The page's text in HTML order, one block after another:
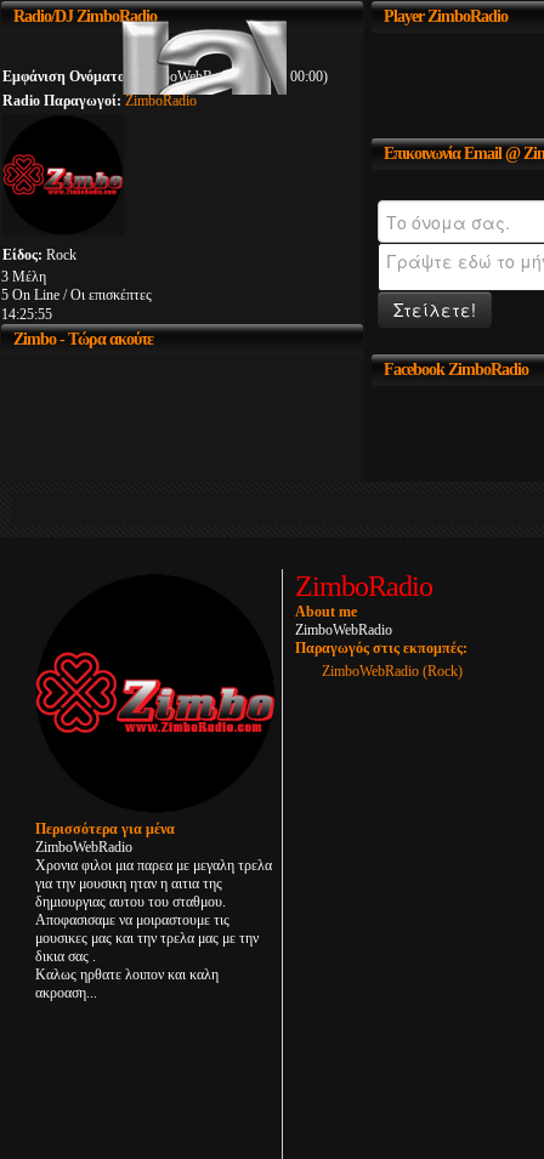
Radio/DJZimboRadio
Εμφάνιση Ονόματος:
ZimboWebRadio (00:00 - 00:00)
Radio Παραγωγοί: ZimboRadio
Είδος: Rock
3 Μέλη
5 On Line / Οι επισκέπτες
14:25:56
Zimbo- Τώρα ακούτε
PlayerZimboRadio
ΕπικοινωνίαEmail @
Στείλετε!
FacebookZimboRadio
Περισσότερα για μένα
ZimboWebRadio
Χρονια φιλοι μια παρεα με μεγαλη τρελα
για την μουσικη ηταν η αιτια της
δημιουργιας αυτου του σταθμου.
Αποφασισαμε να μοιραστουμε τις
μουσικες μας και την τρελα μας με την
δικια σας .
Καλως ηρθατε λοιπον και καλη
ακροαση...
ZimboRadio
About me
ZimboWebRadio
Παραγωγός στις εκπομπές:
ZimboWebRadio (Rock)